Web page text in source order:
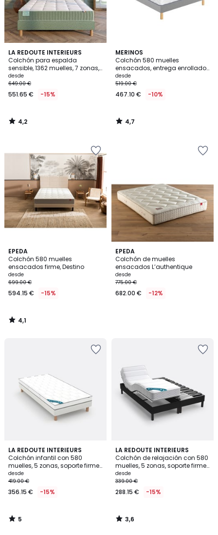
LA REDOUTE INTERIEURS
Colchón para espalda
sensible, 1362 muelles, 7 zonas,
soporte firme, capa superior
tonificante
desde
649.00 €
551.65 € -15%
4,2
/ 5
4,2
/
MERINOS
Colchón 580 muelles
ensacados, entrega enrollado,
Sweety
desde
519.00 €
467.10 € -10%
4,7
/ 5
4,7
/
EPEDA
Colchón 580 muelles
ensacados firme, Destino
desde
699.00 €
594.15 € -15%
4,1
/ 5
4,1
/
EPEDA
Colchón de muelles
ensacados L’authentique
desde
775.00 €
682.00 € -12%
LA REDOUTE INTERIEURS
Colchón infantil con 580
muelles, 5 zonas, soporte firme,
sensación inicial envolvente
desde
419.00 €
356.15 € -15%
5
/
5
5
/
LA REDOUTE INTERIEURS
Colchón de relajación con 580
muelles, 5 zonas, soporte firme
y sensación inicial mullida
desde
339.00 €
288.15 € -15%
3,6
/ 5
3,6
/